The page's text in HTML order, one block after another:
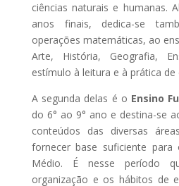
ciências naturais e humanas.
anos finais, dedica-se
operações matemáticas, ao
Arte, História, Geografia,
estímulo à leitura e à prática de
A segunda delas é o Ensino
do 6° ao 9° ano e destina-se
conteúdos das diversas
fornecer base suficiente
Médio. É nesse período
organização e os hábitos de